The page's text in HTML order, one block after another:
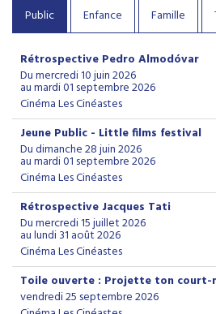
Public Enfance Famille
Rétrospective Pedro Almodóvar
Du mercredi 10 juin 2026
au mardi 01 septembre 2026
Cinéma Les Cinéastes
Jeune Public - Little films festival
Du dimanche 28 juin 2026
au mardi 01 septembre 2026
Cinéma Les Cinéastes
Rétrospective Jacques Tati
Du mercredi 15 juillet 2026
au lundi 31 août 2026
Cinéma Les Cinéastes
Toile ouverte : Projette ton court-
vendredi 25 septembre 2026